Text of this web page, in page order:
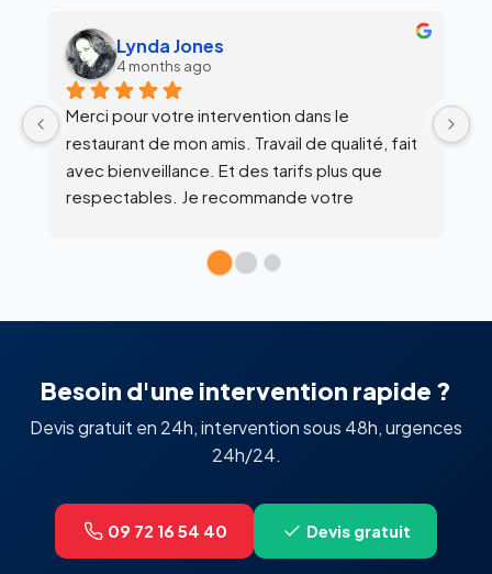
alex siegfried
6 months ago
Équipe super clean !
Besoin d'une intervention rapide ?
Devis gratuit en 24h, intervention sous 48h, urgences
24h/24.
09 72 16 54 40 Devis gratuit